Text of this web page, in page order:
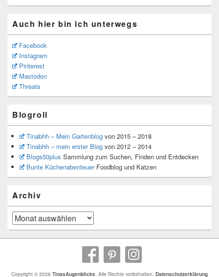
Auch hier bin ich unterwegs
Facebook
Instagram
Pinterest
Mastodon
Threats
Blogroll
Tinabhh – Mein Gartenblogvon 2015 – 2018
Tinabhh – mein erster Blogvon 2012 – 2014
Blogs50plus Sammlung zum Suchen, Finden und Entdecken
Bunte KüchenabenteuerFoodblog und Katzen
Archiv
Archiv
Copyright © 2026 TinasAugenblicke . Alle Rechte vorbehalten. Datenschutzerklärung